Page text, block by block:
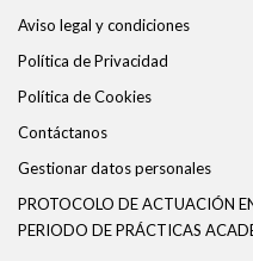
Aviso legal y condiciones
Política de Privacidad
Política de Cookies
Contáctanos
Gestionar datos personales
PROTOCOLO DE ACTUACIÓN
PERIODO DE PRÁCTICAS